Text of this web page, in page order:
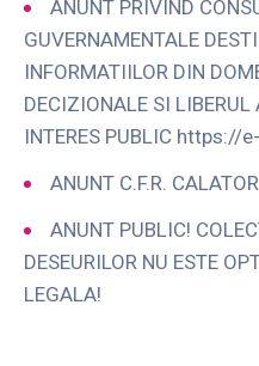
ANUNT PRIVIND
GUVERNAMENTALE
INFORMATIILOR DIN
DECIZIONALE SI
INTERES PUBLIC
ANUNT C.F.R.
ANUNT PUBLIC!
DESEURILOR NU ESTE
LEGALA!